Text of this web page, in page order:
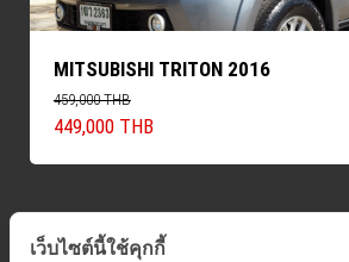
MITSUBISHI TRITON 2016
459,000 THB
449,000 THB
เว็บไซต์นี้ใช้คุกกี้